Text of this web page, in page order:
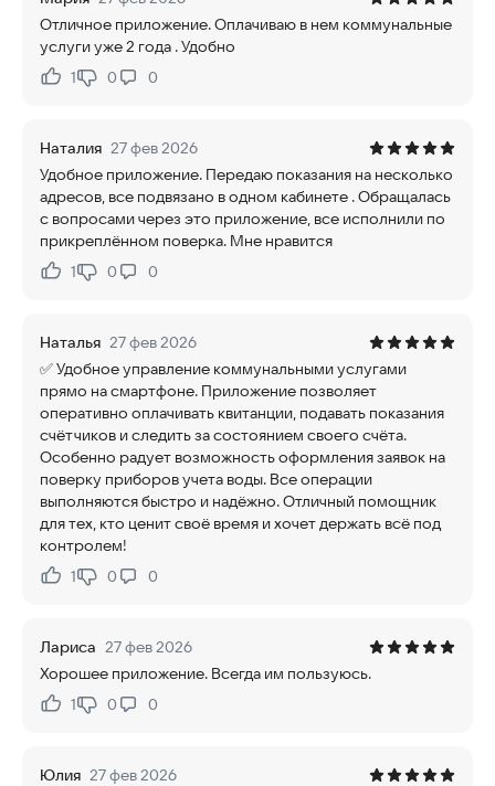
Отличное приложение. Оплачиваю в нем коммунальные
услуги уже 2 года . Удобно
Нравится:
1Не нравится:
0 0
Наталия 27 фев 2026
Удобное приложение. Передаю показания на несколько
адресов, все подвязано в одном кабинете . Обращалась
с вопросами через это приложение, все исполнили по
прикреплённом поверка. Мне нравится
Нравится:
1Не нравится:
0 0
Наталья 27 фев 2026
✅ Удобное управление коммунальными услугами
прямо на смартфоне. Приложение позволяет
оперативно оплачивать квитанции, подавать показания
счётчиков и следить за состоянием своего счёта.
Особенно радует возможность оформления заявок на
поверку приборов учета воды. Все операции
выполняются быстро и надёжно. Отличный помощник
для тех, кто ценит своё время и хочет держать всё под
контролем!
Нравится:
1Не нравится:
0 0
Лариса 27 фев 2026
Хорошее приложение. Всегда им пользуюсь.
Нравится:
1Не нравится:
0 0
Юлия 27 фев 2026